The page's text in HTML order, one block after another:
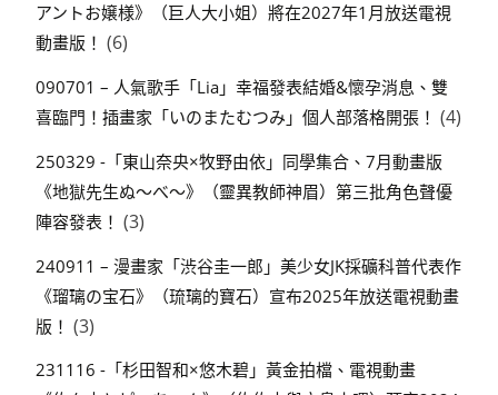
アントお嬢様》（巨人大小姐）將在2027年1月放送電視
動畫版！ (6)
090701 – 人氣歌手「Lia」幸福發表結婚&懷孕消息、雙
喜臨門！插畫家「いのまたむつみ」個人部落格開張！ (4)
250329 -「東山奈央×牧野由依」同學集合、7月動畫版
《地獄先生ぬ～べ～》（靈異教師神眉）第三批角色聲優
陣容發表！ (3)
240911 – 漫畫家「渋谷圭一郎」美少女JK採礦科普代表作
《瑠璃の宝石》（琉璃的寶石）宣布2025年放送電視動畫
版！ (3)
231116 -「杉田智和×悠木碧」黃金拍檔、電視動畫